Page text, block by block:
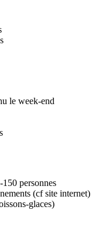
le week-end
150 personnes
(cf site internet)
glaces)